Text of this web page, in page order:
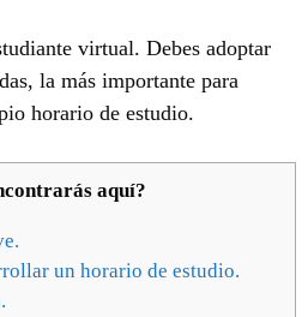
virtual. Debes adoptar
la más importante para
horario de estudio.
aquí?
un horario de estudio.